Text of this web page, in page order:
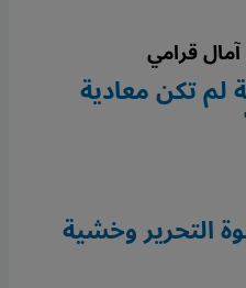
آمال قرامي
لم تكن معادية
التحرير وخشية